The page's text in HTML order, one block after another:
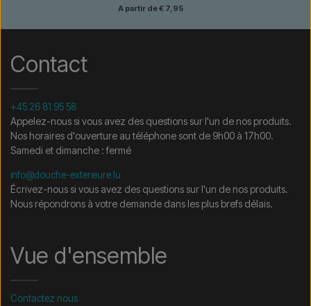
A partir de € 7,95
Contact
+45 26 81 95 58
Appelez-nous si vous avez des questions sur l'un de nos produits.
Nos horaires d'ouverture au téléphone sont de 9h00 à 17h00.
Samedi et dimanche : fermé
info@douche-exterieure.lu
Écrivez-nous si vous avez des questions sur l'un de nos produits.
Nous répondrons à votre demande dans les plus brefs délais.
Vue d'ensemble
Contactez nous